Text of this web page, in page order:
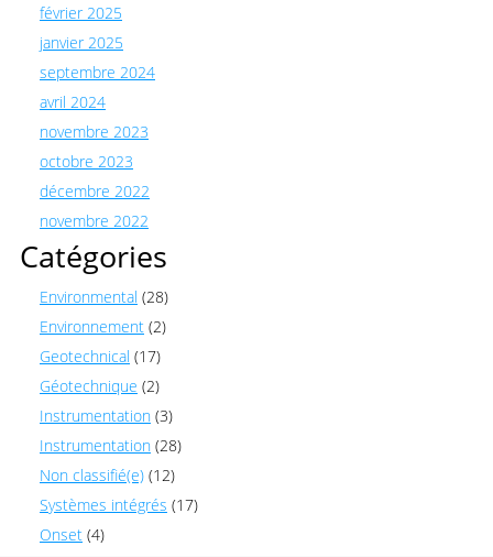
février 2025
janvier 2025
septembre 2024
avril 2024
novembre 2023
octobre 2023
décembre 2022
novembre 2022
Catégories
Environmental (28)
Environnement (2)
Geotechnical (17)
Géotechnique (2)
Instrumentation (3)
Instrumentation (28)
Non classifié(e) (12)
Systèmes intégrés (17)
Onset (4)